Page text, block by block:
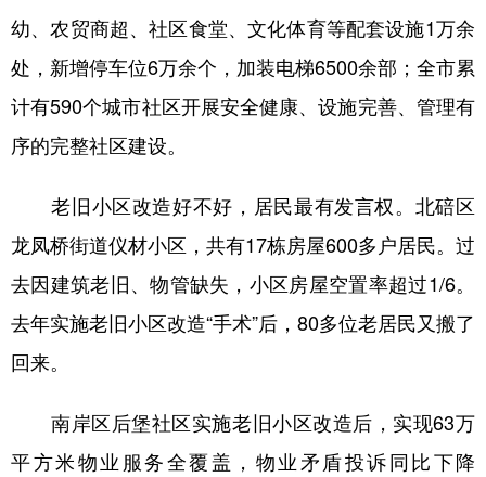
幼、农贸商超、社区食堂、文化体育等配套设施1万余
处，新增停车位6万余个，加装电梯6500余部；全市累
计有590个城市社区开展安全健康、设施完善、管理有
序的完整社区建设。
老旧小区改造好不好，居民最有发言权。北碚区
龙凤桥街道仪材小区，共有17栋房屋600多户居民。过
去因建筑老旧、物管缺失，小区房屋空置率超过1/6。
去年实施老旧小区改造“手术”后，80多位老居民又搬了
回来。
南岸区后堡社区实施老旧小区改造后，实现63万
平方米物业服务全覆盖，物业矛盾投诉同比下降